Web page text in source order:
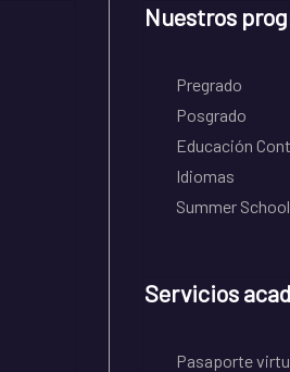
Nuestros
Pregrado
Posgrado
Educación
Idiomas
Summer School
Servicios
Pasaporte